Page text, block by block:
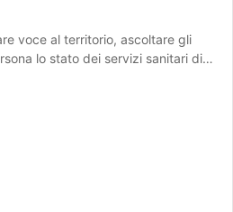
voce al territorio, ascoltare gli
lo stato dei servizi sanitari di…